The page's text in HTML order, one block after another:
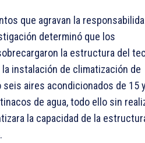
que agravan la
determinó que los
la estructura del
instalación de climatización de
seis aires acondicionados de 15
de agua, todo ello sin
la capacidad de la